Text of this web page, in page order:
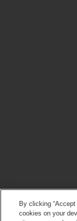
By clicking
cookies on your